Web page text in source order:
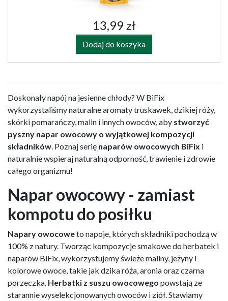
13,99 zł
Dodaj do koszyka
Doskonały napój na jesienne chłody? W BiFix
wykorzystaliśmy naturalne aromaty truskawek, dzikiej róży,
skórki pomarańczy, malin i innych owoców, aby stworzyć
pyszny napar owocowy o wyjątkowej kompozycji
składników . Poznaj serię naparów owocowych BiFix i
naturalnie wspieraj naturalną odporność, trawienie i zdrowie
całego organizmu!
Napar owocowy - zamiast
kompotu do posiłku
Napary owocoweto napoje, których składniki pochodzą w
100% z natury. Tworząc kompozycje smakowe do herbatek i
naparów BiFix, wykorzystujemy świeże maliny, jeżyny i
kolorowe owoce, takie jak dzika róża, aronia oraz czarna
porzeczka. Herbatki z suszu owocowego powstają ze
starannie wyselekcjonowanych owoców i ziół. Stawiamy